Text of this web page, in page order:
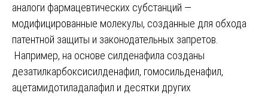
аналоги фармацевтических субстанций —
модифицированные молекулы, созданные для обхода
патентной защиты и законодательных запретов.
Например, на основе силденафила созданы
дезатилкарбоксисилденафил, гомосильденафил,
ацетамидотиладалафил и десятки других